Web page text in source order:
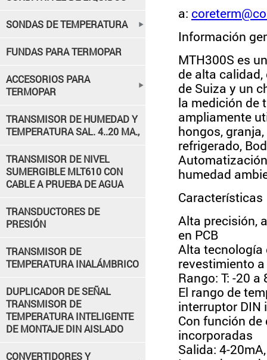
a:
Información
MTH300S es
de alta
de Suiza y un
la medición de
ampliamente
hongos,
refrigerado,
humedad
Características
Alta precisión,
en PCB
Alta tecnología
revestimiento
Rango: T: -20 a
El rango de
interruptor DIN
Con función
incorporadas
Salida: 4-
SONDAS DE TEMPERATURA
FUNDAS PARA TERMOPAR
ACCESORIOS PARA
TERMOPAR
TRANSMISOR DE HUMEDAD Y
TEMPERATURA SAL. 4..20 MA.,
TRANSMISOR DE NIVEL
SUMERGIBLE MLT610 CON
CABLE A PRUEBA DE AGUA
TRANSDUCTORES DE
PRESIÓN
TRANSMISOR DE
TEMPERATURA INALÁMBRICO
DUPLICADOR DE SEÑAL
TRANSMISOR DE
TEMPERATURA INTELIGENTE
DE MONTAJE DIN AISLADO
CONVERTIDORES Y